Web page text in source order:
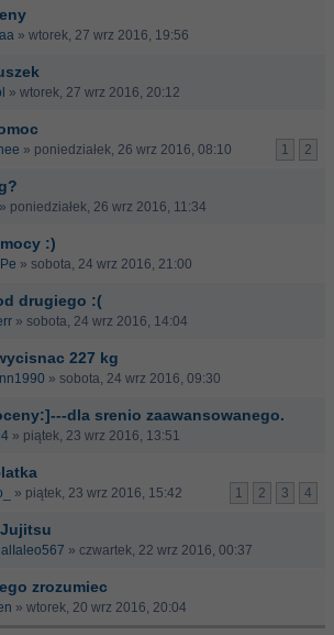
» wtorek, 27 wrz 2016, 19:56
» wtorek, 27 wrz 2016, 20:12
1 2
» poniedziałek, 26 wrz 2016, 08:10
» poniedziałek, 26 wrz 2016, 11:34
:)
» sobota, 24 wrz 2016, 21:00
drugiego :(
» sobota, 24 wrz 2016, 14:04
227 kg
» sobota, 24 wrz 2016, 09:30
dla srenio zaawansowanego.
» piątek, 23 wrz 2016, 13:51
1 2 3 4
» piątek, 23 wrz 2016, 15:42
» czwartek, 22 wrz 2016, 00:37
zrozumiec
» wtorek, 20 wrz 2016, 20:04